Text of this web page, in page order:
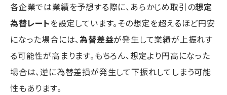
各企業では業績を予想する際に、あらかじめ取引の想定
為替レートを設定しています。その想定を超えるほど円安
になった場合には、為替差益が発生して業績が上振れす
る可能性が高まります。もちろん、想定より円高になった
場合は、逆に為替差損が発生して下振れしてしまう可能
性もあります。